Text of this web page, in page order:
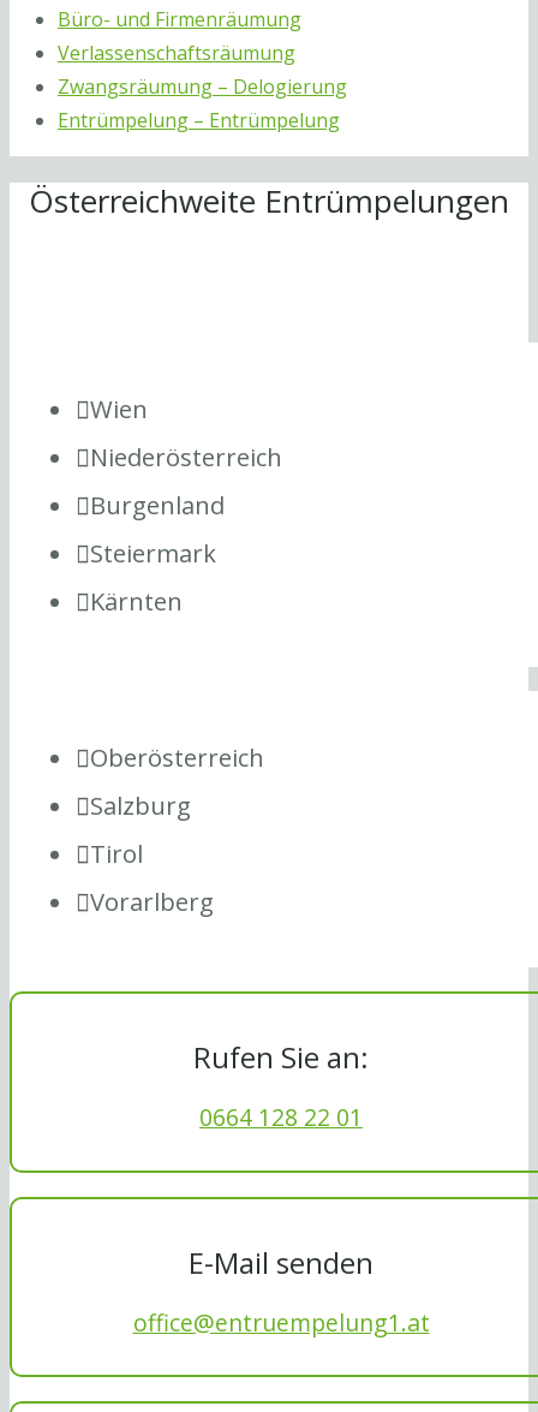
Büro- und Firmenräumung
Verlassenschaftsräumung
Zwangsräumung – Delogierung
Entrümpelung – Entrümpelung
Österreichweite Entrümpelungen
Wien
Niederösterreich
Burgenland
Steiermark
Kärnten
Oberösterreich
Salzburg
Tirol
Vorarlberg
Rufen Sie an:
0664 128 22 01
E-Mail senden
office@entruempelung1.at